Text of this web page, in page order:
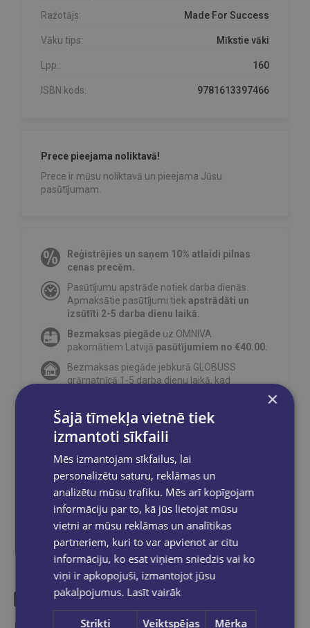
Ražotājs: Made For Success
Vāku tips: Mīkstie vāki
Lpp.: 160
ISBN kods: 9781613397466
Prece pieejama noliktavā!
Prece ir mūsu noliktavā un pieejama Jūsu
pasūtījumam.
Reģistrējies un saņem 10% atlaidi pilnas
cenas precēm.
Pasūtījumu apstrāde notiek darba dienās.
Apmaksātie pasūtījumi tiek apstrādāti un
izsūtīti 2-5 darba dienu laikā.
Bezmaksas piegāde uz OMNIVA
pakomātiem Latvijā pasūtījumiem no €40.00.
Bezmaksas piegāde jebkurā GLOBUSS
grāmatnīcā 1-5 darba dienu laikā, kad
Dalies sociālajos tīklos:
×
Šajā tīmekļa vietnē tiek
izmantoti sīkfaili
Mēs izmantojam sīkfailus, lai
personalizētu saturu, reklāmas un
analizētu mūsu trafiku. Mēs arī kopīgojam
informāciju par to, kā jūs lietojat mūsu
vietni ar mūsu reklāmas un analītikas
partneriem, kuri to var apvienot ar citu
informāciju, ko esat viņiem sniedzis vai ko
viņi ir apkopojuši, izmantojot jūsu
pakalpojumus. Lasīt vairāk
Strikti
Veiktspējas Mērķa